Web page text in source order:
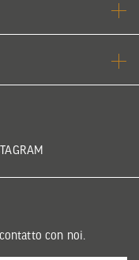
con noi.